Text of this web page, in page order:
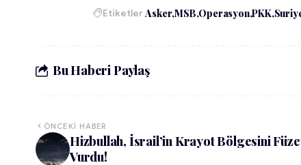
EtiketlerAsker MSB Operasyon PKK
Bu Haberi Paylaş
ÖNCEKI HABER
Hizbullah, İsrail’in Krayot Bölgesini
Vurdu!